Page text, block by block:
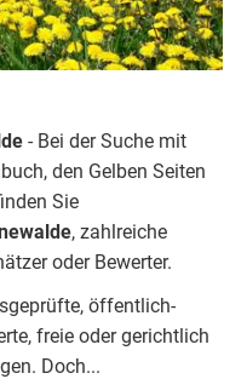
- Bei der Suche mit
den Gelben Seiten
Sie
, zahlreiche
oder Bewerter.
öffentlich-
freie oder gerichtlich
en. Doch...